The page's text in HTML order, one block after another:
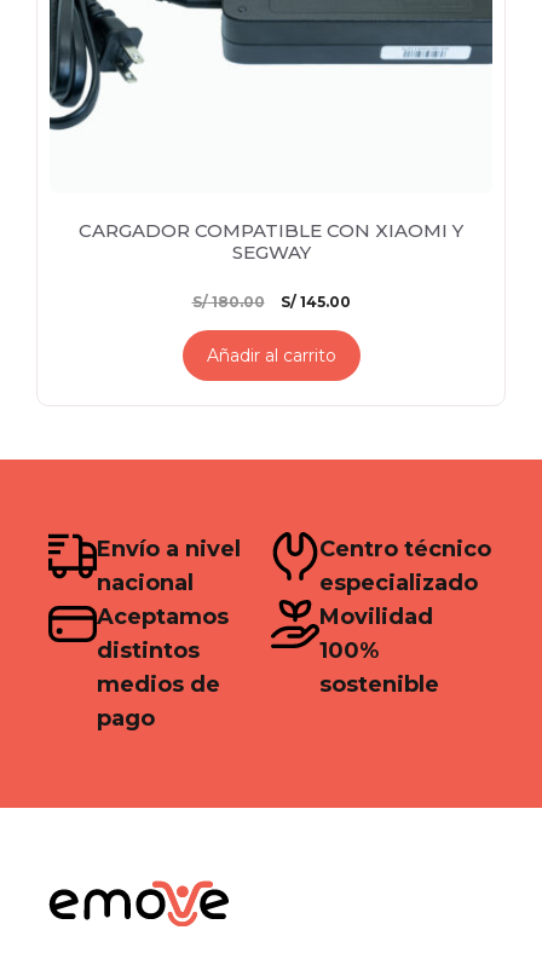
CARGADOR COMPATIBLE CON XIAOMI Y
SEGWAY
S/180.00
El
original
S/145.00El
actual
es:
Añadir al carrito
Envío a nivel
nacional
Centro técnico
especializado
Aceptamos
distintos
medios de
pago
Movilidad
100%
sostenible